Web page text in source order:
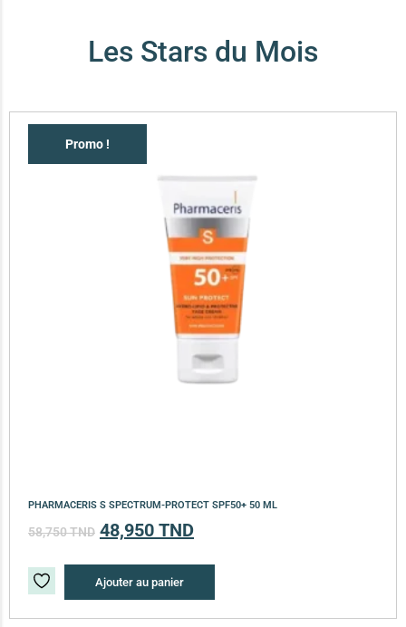
Les Stars du Mois
Promo !
PHARMACERIS S SPECTRUM-PROTECT SPF50+ 50 ML
58,750TND 48,950 TND
Ajouter au panier